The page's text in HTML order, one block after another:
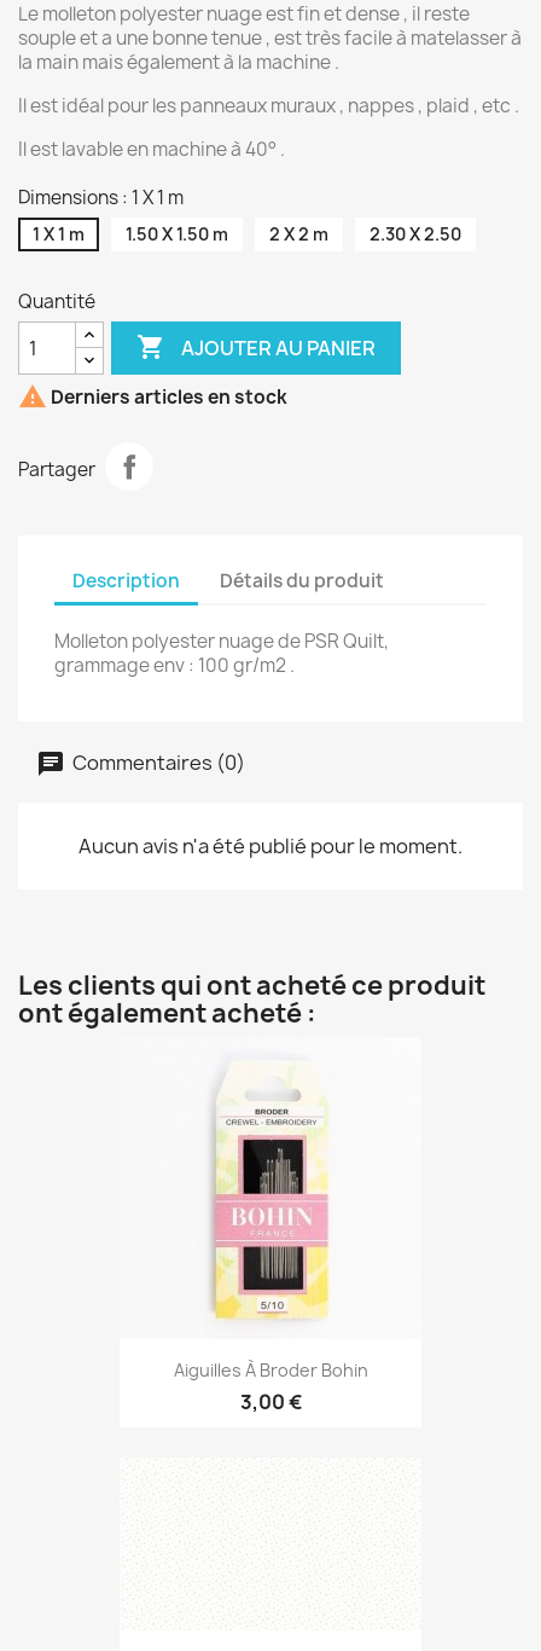
Le molleton polyester nuage est fin et dense , il reste
souple et a une bonne tenue , est très facile à matelasser à
la main mais également à la machine .
Il est idéal pour les panneaux muraux , nappes , plaid , etc .
Il est lavable en machine à 40° .
Dimensions : 1 X 1 m
1 X 1 m 1.50 X 1.50 m 2 X 2 m 2.30 X 2.50
Quantité
 AJOUTER AU PANIER
 Derniers articles en stock
Partager
Description Détails du produit
Molleton polyester nuage de PSR Quilt,
grammage env : 100 gr/m2 .
Commentaires (0)
Aucun avis n'a été publié pour le moment.
Les clients qui ont acheté ce produit
ont également acheté :
Aiguilles À Broder Bohin
3,00 €